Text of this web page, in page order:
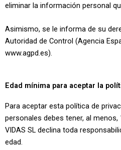
eliminar la información personal
Asimismo, se le informa de su
Autoridad de Control (Agencia
www.agpd.es).
Edad mínima para aceptar la
Para aceptar esta política de
personales debes tener, al menos,
VIDAS SL declina toda
edad.